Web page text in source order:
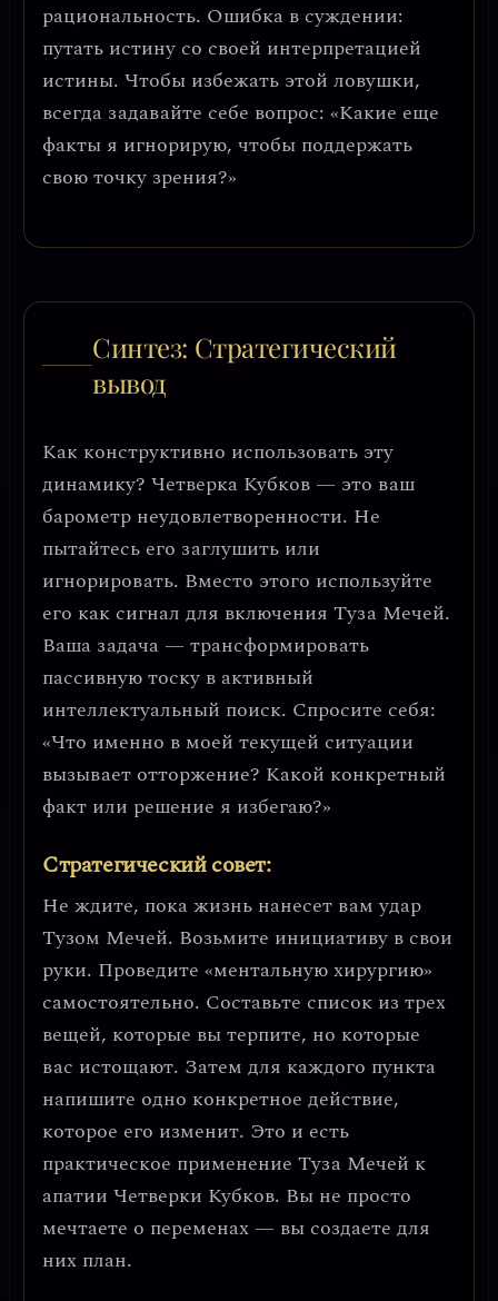
рациональность. Ошибка в суждении:
путать истину со своей интерпретацией
истины. Чтобы избежать этой ловушки,
всегда задавайте себе вопрос: «Какие еще
факты я игнорирую, чтобы поддержать
свою точку зрения?»
Синтез: Стратегический
вывод
Как конструктивно использовать эту
динамику? Четверка Кубков — это ваш
барометр неудовлетворенности. Не
пытайтесь его заглушить или
игнорировать. Вместо этого используйте
его как сигнал для включения Туза Мечей.
Ваша задача — трансформировать
пассивную тоску в активный
интеллектуальный поиск. Спросите себя:
«Что именно в моей текущей ситуации
вызывает отторжение? Какой конкретный
факт или решение я избегаю?»
Стратегический совет:
Не ждите, пока жизнь нанесет вам удар
Тузом Мечей. Возьмите инициативу в свои
руки. Проведите «ментальную хирургию»
самостоятельно. Составьте список из трех
вещей, которые вы терпите, но которые
вас истощают. Затем для каждого пункта
напишите одно конкретное действие,
которое его изменит. Это и есть
практическое применение Туза Мечей к
апатии Четверки Кубков. Вы не просто
мечтаете о переменах — вы создаете для
них план.